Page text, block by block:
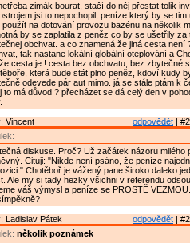
zimák bourat, stačí do něj přestat tolik
jsi to nepochopil, peníze který by se tim
použít na dotování provozu bazénu na několik
by se zaplatila z peněz co by se ušetřily za
obchvat. a co znamená že jiná cesta není
tak nastane lokální globální oteplování a
cesta je ! cesta bez obchvatu, bez zbytečné
která bude stát plno peněz, kdoví kudy
odevede pár aut mimo. já se stále ptám k
to má důvod ? přecházet se dá celý den v
odpovědět |
Vincent
diskuse. Proč? Už začátek názoru milého
Cituji: "Nikde není psáno, že peníze
Chotěboř je vážený pane široko daleko
Ale my si tady hezky všichni v referendu
váš výmysl a peníze se PROSTĚ
odpovědět |
Ladislav Pátek
několik poznámek